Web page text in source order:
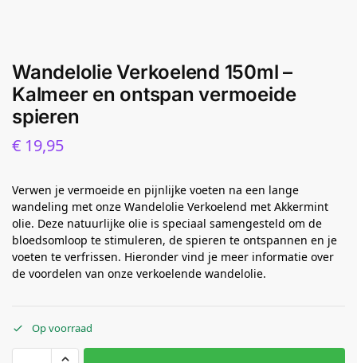
Wandelolie Verkoelend 150ml –
Kalmeer en ontspan vermoeide
spieren
€ 19,95
Verwen je vermoeide en pijnlijke voeten na een lange
wandeling met onze Wandelolie Verkoelend met Akkermint
olie. Deze natuurlijke olie is speciaal samengesteld om de
bloedsomloop te stimuleren, de spieren te ontspannen en je
voeten te verfrissen. Hieronder vind je meer informatie over
de voordelen van onze verkoelende wandelolie.
Op voorraad